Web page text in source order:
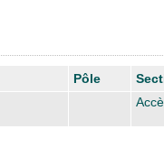
Pôle